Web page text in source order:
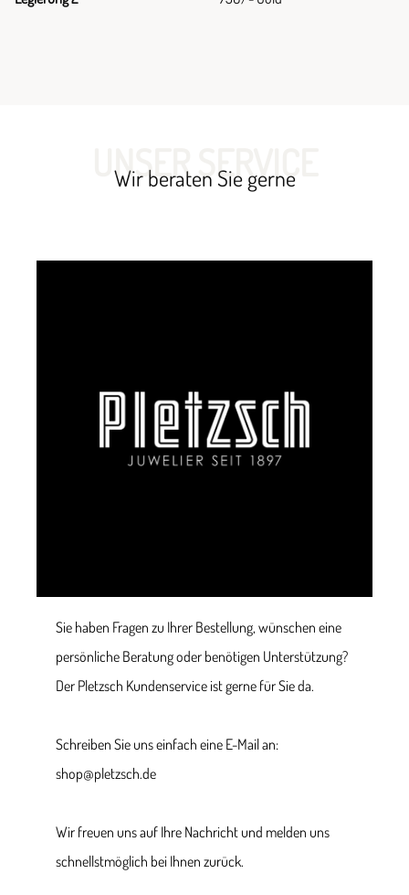
UNSER SERVICE
Wir beraten Sie gerne
Sie haben Fragen zu Ihrer Bestellung, wünschen eine
persönliche Beratung oder benötigen Unterstützung?
Der Pletzsch Kundenservice ist gerne für Sie da.
Schreiben Sie uns einfach eine E-Mail an:
shop@pletzsch.de
Wir freuen uns auf Ihre Nachricht und melden uns
schnellstmöglich bei Ihnen zurück.